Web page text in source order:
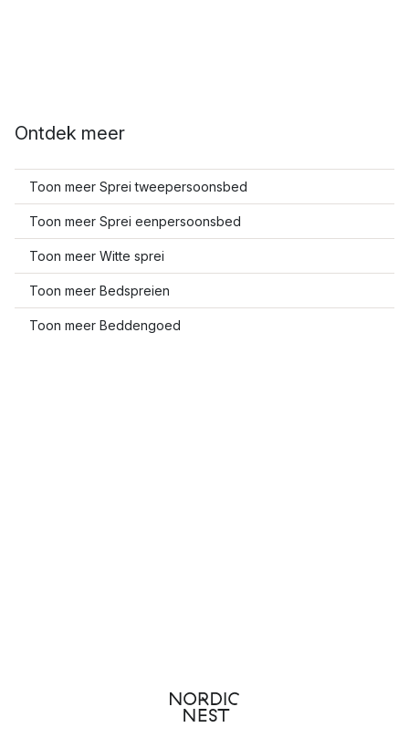
Ontdek meer
Toon meer Sprei tweepersoonsbed
Toon meer Sprei eenpersoonsbed
Toon meer Witte sprei
Toon meer Bedspreien
Toon meer Beddengoed